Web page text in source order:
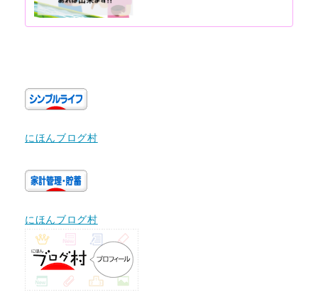
にほんブログ村
にほんブログ村